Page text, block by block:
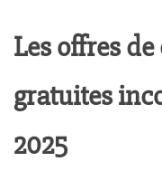
Les offres
gratuites
2025